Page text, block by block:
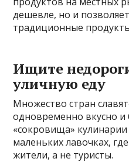
дешевле, но и
традиционные
Ищите
уличную еду
Множество стран
одновременно вкусно
«сокровища»
маленьких лавочках,
жители, а не туристы.